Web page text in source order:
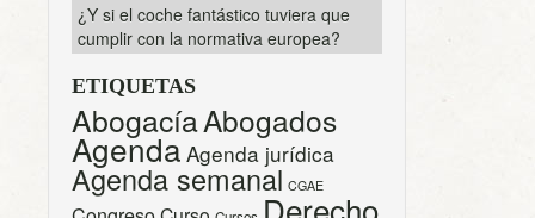
¿Y si el coche fantástico tuviera que
cumplir con la normativa europea?
ETIQUETAS
AbogacíaAbogados
Agenda Agenda jurídica
Agenda semanal CGAE
Derecho